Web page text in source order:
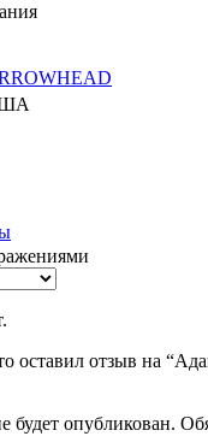
оставил отзыв на
будет опубликован.